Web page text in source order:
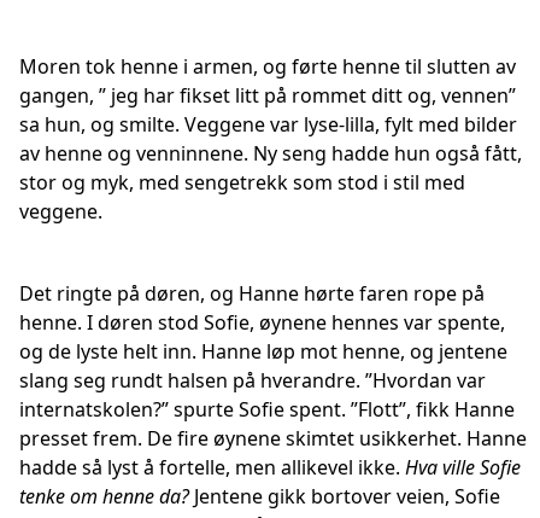
Moren tok henne i armen, og førte henne til slutten av
gangen, ” jeg har fikset litt på rommet ditt og, vennen”
sa hun, og smilte. Veggene var lyse-lilla, fylt med bilder
av henne og venninnene. Ny seng hadde hun også fått,
stor og myk, med sengetrekk som stod i stil med
veggene.
Det ringte på døren, og Hanne hørte faren rope på
henne. I døren stod Sofie, øynene hennes var spente,
og de lyste helt inn. Hanne løp mot henne, og jentene
slang seg rundt halsen på hverandre. ”Hvordan var
internatskolen?” spurte Sofie spent. ”Flott”, fikk Hanne
presset frem. De fire øynene skimtet usikkerhet. Hanne
hadde så lyst å fortelle, men allikevel ikke. Hva ville Sofie
tenke om henne da?Jentene gikk bortover veien, Sofie